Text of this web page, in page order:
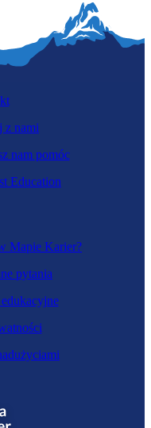
Mapie Karier?
pytania
z nami
nam pomóc
Education